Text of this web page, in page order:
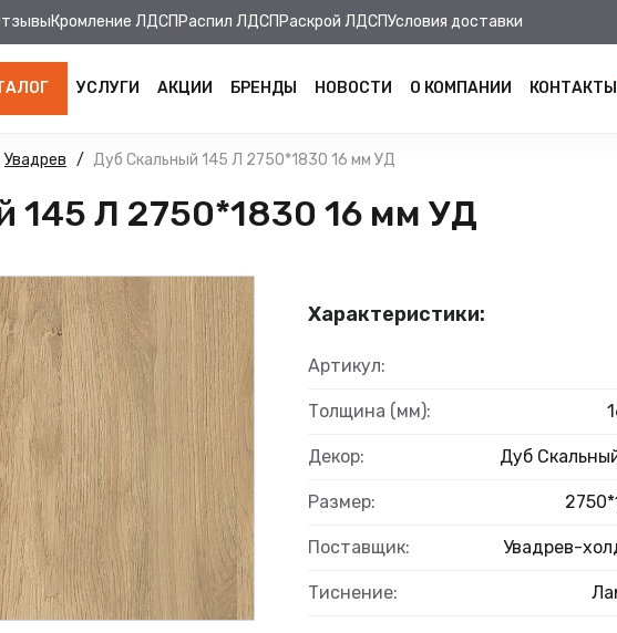
Кромление ЛДСП Распил ЛДСП Раскрой ЛДСПУсловия доставки
АЛЮМИНИЕВЫЙ
УСЛУГИ АКЦИИ БРЕНДЫ НОВОСТИ О КОМПАНИИ КОНТАКТЫ
Увадрев Дуб Скальный 145 Л 2750*1830 16 мм УД
Л 2750*1830 16 мм УД
Характеристики:
Артикул:
Толщина (мм):
Декор: Дуб
Размер:
Поставщик: Увадрев-
Тиснение: